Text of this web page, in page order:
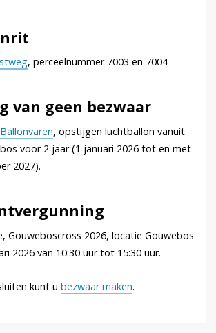
, perceelnummer 7003 en 7004
van geen bezwaar
, opstijgen luchtballon vanuit
voor 2 jaar (1 januari 2026 tot en met
2027).
Gouweboscross 2026, locatie Gouwebos
2026 van 10:30 uur tot 15:30 uur.
kunt u bezwaar maken.